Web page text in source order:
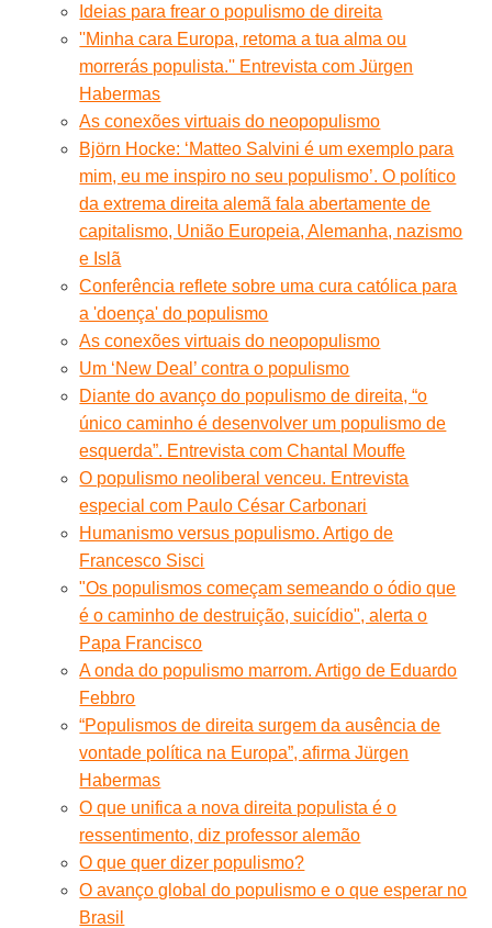
Ideias para frear o populismo de direita
''Minha cara Europa, retoma a tua alma ou
morrerás populista.'' Entrevista com Jürgen
Habermas
As conexões virtuais do neopopulismo
Björn Hocke: ‘Matteo Salvini é um exemplo para
mim, eu me inspiro no seu populismo’. O político
da extrema direita alemã fala abertamente de
capitalismo, União Europeia, Alemanha, nazismo
e Islã
Conferência reflete sobre uma cura católica para
a 'doença' do populismo
As conexões virtuais do neopopulismo
Um ‘New Deal’ contra o populismo
Diante do avanço do populismo de direita, “o
único caminho é desenvolver um populismo de
esquerda”. Entrevista com Chantal Mouffe
O populismo neoliberal venceu. Entrevista
especial com Paulo César Carbonari
Humanismo versus populismo. Artigo de
Francesco Sisci
"Os populismos começam semeando o ódio que
é o caminho de destruição, suicídio", alerta o
Papa Francisco
A onda do populismo marrom. Artigo de Eduardo
Febbro
“Populismos de direita surgem da ausência de
vontade política na Europa”, afirma Jürgen
Habermas
O que unifica a nova direita populista é o
ressentimento, diz professor alemão
O que quer dizer populismo?
O avanço global do populismo e o que esperar no
Brasil